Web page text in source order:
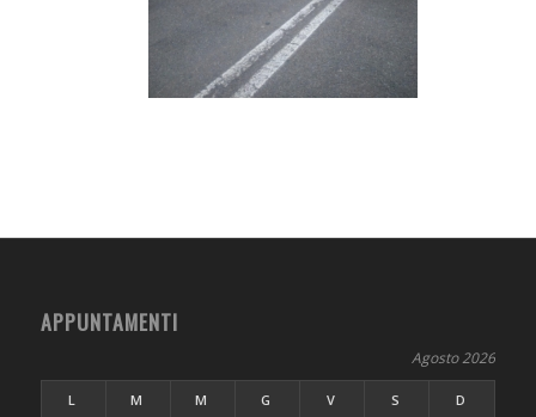
APPUNTAMENTI
Agosto 2026
L M M G V S D